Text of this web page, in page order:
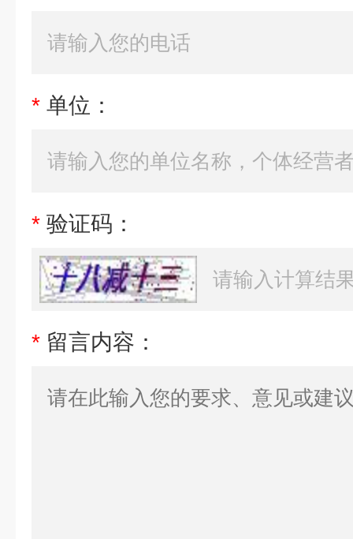
* 单位：
* 验证码：
* 留言内容：